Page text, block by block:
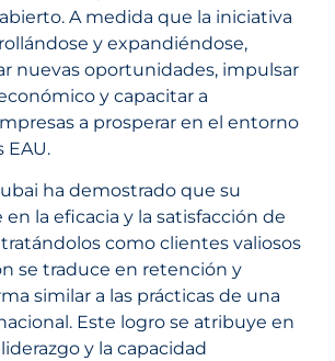
A medida que la iniciativa
y expandiéndose,
nuevas oportunidades, impulsar
y capacitar a
a prosperar en el entorno
EAU.
ha demostrado que su
la eficacia y la satisfacción de
como clientes valiosos
se traduce en retención y
similar a las prácticas de una
Este logro se atribuye en
y la capacidad